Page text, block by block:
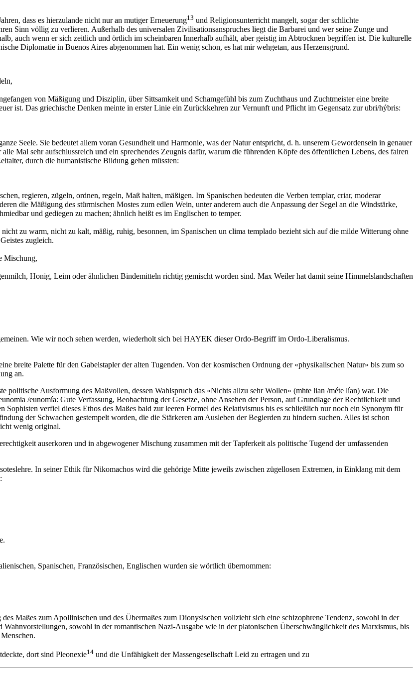
dass es hierzulande nicht nur an mutiger Erneuerung13 und Religionsunterricht mangelt, sogar der schlichte
Sinn völlig zu verlieren. Außerhalb des universalen Zivilisationsanspruches liegt die Barbarei und wer seine Zunge und
auch wenn er sich zeitlich und örtlich im scheinbaren Innerhalb aufhält, aber geistig im Abtrocknen begriffen ist. Die kulturelle
Diplomatie in Buenos Aires abgenommen hat. Ein wenig schon, es hat mir wehgetan, aus Herzensgrund.
von Mäßigung und Disziplin, über Sittsamkeit und Schamgefühl bis zum Zuchthaus und Zuchtmeister eine breite
ist. Das griechische Denken meinte in erster Linie ein Zurückkehren zur Vernunft und Pflicht im Gegensatz zur ubri/hýbris:
Seele. Sie bedeutet allem voran Gesundheit und Harmonie, was der Natur entspricht, d. h. unserem Gewordensein in genauer
Mal sehr aufschlussreich und ein sprechendes Zeugnis dafür, warum die führenden Köpfe des öffentlichen Lebens, des fairen
durch die humanistische Bildung gehen müssten:
regieren, zügeln, ordnen, regeln, Maß halten, mäßigen. Im Spanischen bedeuten die Verben templar, criar, moderar
die Mäßigung des stürmischen Mostes zum edlen Wein, unter anderem auch die Anpassung der Segel an die Windstärke,
und gediegen zu machen; ähnlich heißt es im Englischen to temper.
zu warm, nicht zu kalt, mäßig, ruhig, besonnen, im Spanischen un clima templado bezieht sich auf die milde Witterung ohne
zugleich.
Mischung,
Honig, Leim oder ähnlichen Bindemitteln richtig gemischt worden sind. Max Weiler hat damit seine Himmelslandschaften
Wie wir noch sehen werden, wiederholt sich bei HAYEK dieser Ordo-Begriff im Ordo-Liberalismus.
breite Palette für den Gabelstapler der alten Tugenden. Von der kosmischen Ordnung der «physikalischen Natur» bis zum so
an.
politische Ausformung des Maßvollen, dessen Wahlspruch das «Nichts allzu sehr Wollen» (mhte lian /méte lían) war. Die
/eunomía: Gute Verfassung, Beobachtung der Gesetze, ohne Ansehen der Person, auf Grundlage der Rechtlichkeit und
verfiel dieses Ethos des Maßes bald zur leeren Formel des Relativismus bis es schließlich nur noch ein Synonym für
der Schwachen gestempelt worden, die die Stärkeren am Ausleben der Begierden zu hindern suchen. Alles ist schon
wenig original.
auserkoren und in abgewogener Mischung zusammen mit der Tapferkeit als politische Tugend der umfassenden
In seiner Ethik für Nikomachos wird die gehörige Mitte jeweils zwischen zügellosen Extremen, in Einklang mit dem
Spanischen, Französischen, Englischen wurden sie wörtlich übernommen:
Maßes zum Apollinischen und des Übermaßes zum Dionysischen vollzieht sich eine schizophrene Tendenz, sowohl in der
sowohl in der romantischen Nazi-Ausgabe wie in der platonischen Überschwänglichkeit des Marxismus, bis
dort sind Pleonexie14 und die Unfähigkeit der Massengesellschaft Leid zu ertragen und zu